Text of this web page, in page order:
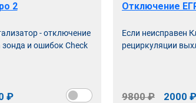
2
- отключение
и ошибок Check
₽
Отключение
Если неисправен
рециркуляции
9800 ₽ 2000 ₽